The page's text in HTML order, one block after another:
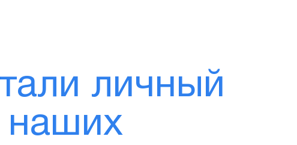
личный
наших